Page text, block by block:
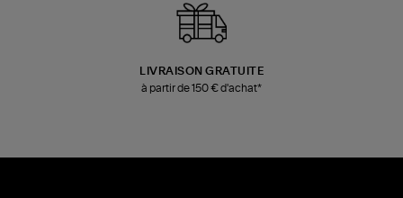
LIVRAISON GRATUITE
à partir de 150 € d'achat*